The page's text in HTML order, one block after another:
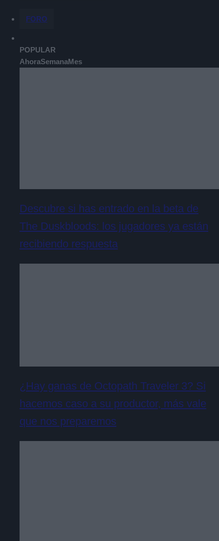
FORO
POPULAR
AhoraSemanaMes
Descubre si has entrado en la beta de
The Duskbloods: los jugadores ya están
recibiendo respuesta
¿Hay ganas de Octopath Traveler 3? Si
hacemos caso a su productor, más vale
que nos preparemos